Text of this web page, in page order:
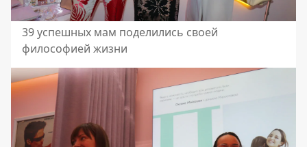
39 успешных мам поделились своей
философией жизни